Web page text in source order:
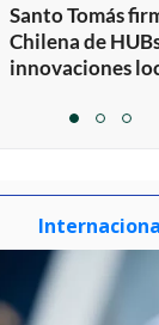
Santo Tomás
Chilena de
innovaciones
itemitemitem